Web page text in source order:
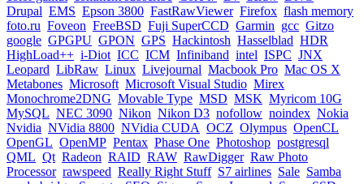
Drupal EMS Epson 3800 FastRawViewer Firefox flash memory
foto.ru Foveon FreeBSD Fuji SuperCCD Garmin gcc Gitzo
google GPGPU GPON GPS Hackintosh Hasselblad HDR
HighLoad++ i-Diot ICC ICM Infiniband intel ISPC JNX
Leopard LibRaw Linux Livejournal Macbook Pro Mac OS X
Metabones Microsoft Microsoft Visual Studio Mirex
Monochrome2DNG Movable Type MSD MSK Myricom 10G
MySQL NEC 3090 Nikon Nikon D3 nofollow noindex Nokia
Nvidia NVidia 8800 NVidia CUDA OCZ Olympus OpenCL
OpenGL OpenMP Pentax Phase One Photoshop postgresql
QML Qt Radeon RAID RAW RawDigger Raw Photo
Processor rawspeed Really Right Stuff S7 airlines Sale Samba